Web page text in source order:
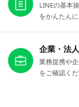
LINEの基本
をかんたん
企業・法
業務提携や
をご確認くだ